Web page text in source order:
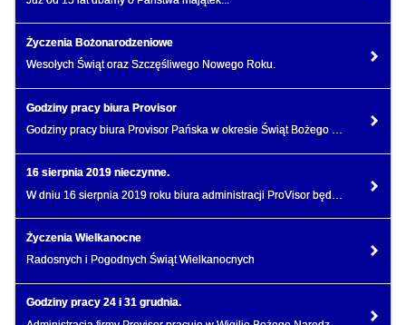
Życzenia Bożonarodzeniowe
Wesołych Świąt oraz Szczęśliwego Nowego Roku.
Godziny pracy biura Provisor
Godziny pracy biura Provisor Pańska w okresie Świąt Bożego Narodzenia 2019
16 sierpnia 2019 nieczynne.
Życzenia Wielkanocne
Radosnych i Pogodnych Świąt Wielkanocnych
Godziny pracy 24 i 31 grudnia.